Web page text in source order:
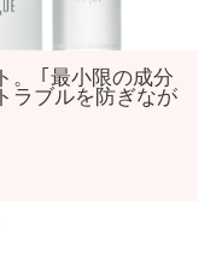
。 ｢最小限の成分
ラブルを防ぎなが